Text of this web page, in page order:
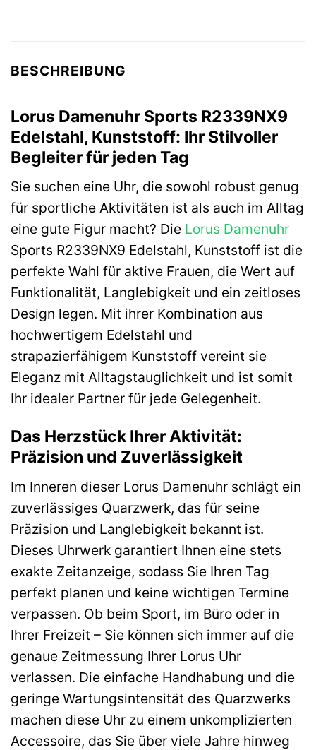
BESCHREIBUNG
Lorus Damenuhr Sports R2339NX9
Edelstahl, Kunststoff: Ihr Stilvoller
Begleiter für jeden Tag
Sie suchen eine Uhr, die sowohl robust genug
für sportliche Aktivitäten ist als auch im Alltag
eine gute Figur macht? Die Lorus Damenuhr
Sports R2339NX9 Edelstahl, Kunststoff ist die
perfekte Wahl für aktive Frauen, die Wert auf
Funktionalität, Langlebigkeit und ein zeitloses
Design legen. Mit ihrer Kombination aus
hochwertigem Edelstahl und
strapazierfähigem Kunststoff vereint sie
Eleganz mit Alltagstauglichkeit und ist somit
Ihr idealer Partner für jede Gelegenheit.
Das Herzstück Ihrer Aktivität:
Präzision und Zuverlässigkeit
Im Inneren dieser Lorus Damenuhr schlägt ein
zuverlässiges Quarzwerk, das für seine
Präzision und Langlebigkeit bekannt ist.
Dieses Uhrwerk garantiert Ihnen eine stets
exakte Zeitanzeige, sodass Sie Ihren Tag
perfekt planen und keine wichtigen Termine
verpassen. Ob beim Sport, im Büro oder in
Ihrer Freizeit – Sie können sich immer auf die
genaue Zeitmessung Ihrer Lorus Uhr
verlassen. Die einfache Handhabung und die
geringe Wartungsintensität des Quarzwerks
machen diese Uhr zu einem unkomplizierten
Accessoire, das Sie über viele Jahre hinweg